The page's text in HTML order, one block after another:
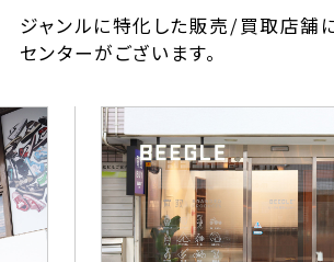
ジャンルに特化した販売/買取店舗
センターがございます。